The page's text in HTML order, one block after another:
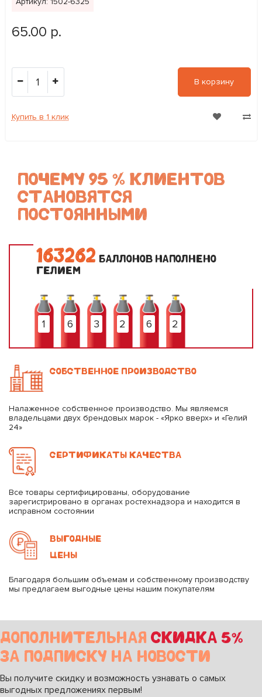
65.00 р.
1 В корзину
Купить в 1 клик
ПОЧЕМУ 95 % КЛИЕНТОВ
СТАНОВЯТСЯ
ПОСТОЯННЫМИ
163262 БАЛЛОНОВ НАПОЛНЕНО
ГЕЛИЕМ
1 6 3 2 6 2
СОБСТВЕННОЕ ПРОИЗВОДСТВО
Налаженное собственное производство. Мы являемся
владельцами двух брендовых марок - «Ярко вверх» и «Гелий
24»
СЕРТИФИКАТЫ КАЧЕСТВА
Все товары сертифицированы, оборудование
зарегистрировано в органах ростехнадзора и находится в
исправном состоянии
ВЫГОДНЫЕ
ЦЕНЫ
Благодаря большим объемам и собственному производству
мы предлагаем выгодные цены нашим покупателям
ДОПОЛНИТЕЛЬНАЯ СКИДКА 5%
ЗА ПОДПИСКУ НА НОВОСТИ
Вы получите скидку и возможность узнавать о самых
выгодных предложениях первым!